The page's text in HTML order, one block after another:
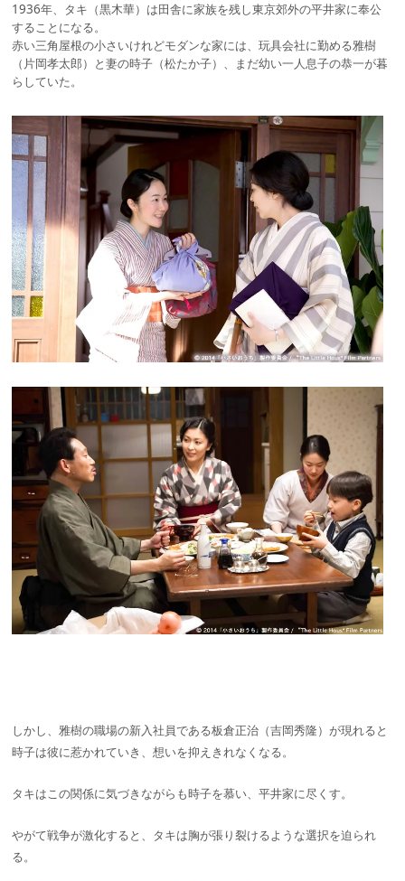
1936年、タキ（黒木華）は田舎に家族を残し東京郊外の平井家に奉公
することになる。
赤い三角屋根の小さいけれどモダンな家には、玩具会社に勤める雅樹
（片岡孝太郎）と妻の時子（松たか子）、まだ幼い一人息子の恭一が暮
らしていた。
しかし、雅樹の職場の新入社員である板倉正治（吉岡秀隆）が現れると
時子は彼に惹かれていき、想いを抑えきれなくなる。
タキはこの関係に気づきながらも時子を慕い、平井家に尽くす。
やがて戦争が激化すると、タキは胸が張り裂けるような選択を迫られ
る。